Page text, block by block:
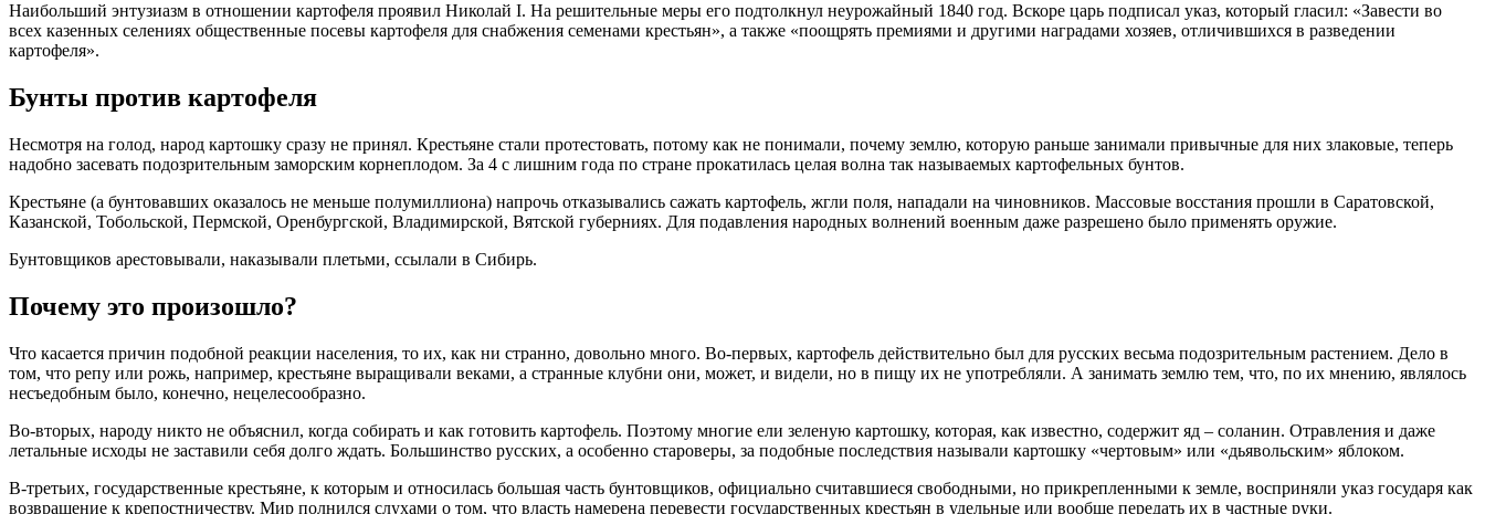
Наибольший энтузиазм в отношении картофеля проявил Николай I. На решительные меры его подтолкнул неурожайный 1840 год. Вскоре царь подписал указ, который гласил: «Завести во
всех казенных селениях общественные посевы картофеля для снабжения семенами крестьян», а также «поощрять премиями и другими наградами хозяев, отличившихся в разведении
картофеля».
Бунты против картофеля
Несмотря на голод, народ картошку сразу не принял. Крестьяне стали протестовать, потому как не понимали, почему землю, которую раньше занимали привычные для них злаковые, теперь
надобно засевать подозрительным заморским корнеплодом. За 4 с лишним года по стране прокатилась целая волна так называемых картофельных бунтов.
Крестьяне (а бунтовавших оказалось не меньше полумиллиона) напрочь отказывались сажать картофель, жгли поля, нападали на чиновников. Массовые восстания прошли в Саратовской,
Казанской, Тобольской, Пермской, Оренбургской, Владимирской, Вятской губерниях. Для подавления народных волнений военным даже разрешено было применять оружие.
Бунтовщиков арестовывали, наказывали плетьми, ссылали в Сибирь.
Почему это произошло?
Что касается причин подобной реакции населения, то их, как ни странно, довольно много. Во-первых, картофель действительно был для русских весьма подозрительным растением. Дело в
том, что репу или рожь, например, крестьяне выращивали веками, а странные клубни они, может, и видели, но в пищу их не употребляли. А занимать землю тем, что, по их мнению, являлось
несъедобным было, конечно, нецелесообразно.
Во-вторых, народу никто не объяснил, когда собирать и как готовить картофель. Поэтому многие ели зеленую картошку, которая, как известно, содержит яд – соланин. Отравления и даже
летальные исходы не заставили себя долго ждать. Большинство русских, а особенно староверы, за подобные последствия называли картошку «чертовым» или «дьявольским» яблоком.
В-третьих, государственные крестьяне, к которым и относилась большая часть бунтовщиков, официально считавшиеся свободными, но прикрепленными к земле, восприняли указ государя как
возвращение к крепостничеству. Мир полнился слухами о том, что власть намерена перевести государственных крестьян в удельные или вообще передать их в частные руки.